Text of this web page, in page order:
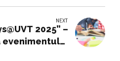
NEXT
2025” –